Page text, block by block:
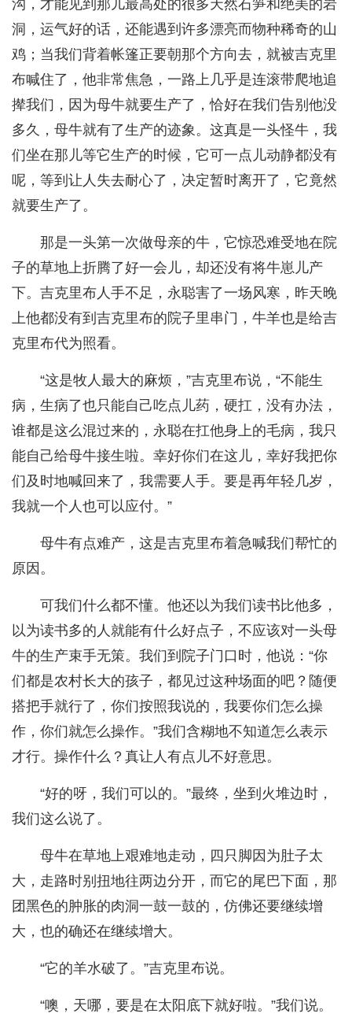
沟，才能见到那儿最高处的很多天然石笋和绝美的岩
洞，运气好的话，还能遇到许多漂亮而物种稀奇的山
鸡；当我们背着帐篷正要朝那个方向去，就被吉克里
布喊住了，他非常焦急，一路上几乎是连滚带爬地追
撵我们，因为母牛就要生产了，恰好在我们告别他没
多久，母牛就有了生产的迹象。这真是一头怪牛，我
们坐在那儿等它生产的时候，它可一点儿动静都没有
呢，等到让人失去耐心了，决定暂时离开了，它竟然
就要生产了。
那是一头第一次做母亲的牛，它惊恐难受地在院
子的草地上折腾了好一会儿，却还没有将牛崽儿产
下。吉克里布人手不足，永聪害了一场风寒，昨天晚
上他都没有到吉克里布的院子里串门，牛羊也是给吉
克里布代为照看。
“这是牧人最大的麻烦，”吉克里布说，“不能生
病，生病了也只能自己吃点儿药，硬扛，没有办法，
谁都是这么混过来的，永聪在扛他身上的毛病，我只
能自己给母牛接生啦。幸好你们在这儿，幸好我把你
们及时地喊回来了，我需要人手。要是再年轻几岁，
我就一个人也可以应付。”
母牛有点难产，这是吉克里布着急喊我们帮忙的
原因。
可我们什么都不懂。他还以为我们读书比他多，
以为读书多的人就能有什么好点子，不应该对一头母
牛的生产束手无策。我们到院子门口时，他说：“你
们都是农村长大的孩子，都见过这种场面的吧？随便
搭把手就行了，你们按照我说的，我要你们怎么操
作，你们就怎么操作。”我们含糊地不知道怎么表示
才行。操作什么？真让人有点儿不好意思。
“好的呀，我们可以的。”最终，坐到火堆边时，
我们这么说了。
母牛在草地上艰难地走动，四只脚因为肚子太
大，走路时别扭地往两边分开，而它的尾巴下面，那
团黑色的肿胀的肉洞一鼓一鼓的，仿佛还要继续增
大，也的确还在继续增大。
“它的羊水破了。”吉克里布说。
“噢，天哪，要是在太阳底下就好啦。”我们说。